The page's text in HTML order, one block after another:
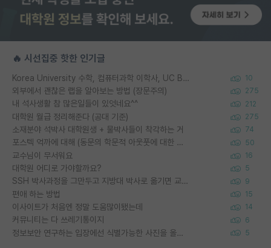
🔥 시선집중 핫한 인기글
Korea University 수학, 컴퓨터과학 이학사, UC Berkeley 산업공학 대학원 공학박사가 되는 것은 쉽지 않겠죠? 10
외부에서 괜찮은 랩을 알아보는 방법 (장문주의) 275
내 석사생활 참 많은일들이 있엇네요^^ 212
대학원 월급 정리해준다 (공대 기준) 275
소재분야 석박사 대학원생 + 물박사들이 착각하는 거 74
포스텍 억까에 대해 (동문의 학문적 아웃풋에 대한 반박) 50
교수님이 무서워요 16
대학원 어디로 가야할까요? 5
SSH 박사과정을 그만두고 지방대 박사로 옮기면 교수의 꿈은 끝일까요? 9
편애 하는 방법 15
이사이트가 처음엔 정말 도움많이됐는데 14
커뮤니티는 다 쓰레기통이지 6
정보보안 연구하는 입장에선 식별가능한 사진을 올리는건 비추이긴함 5